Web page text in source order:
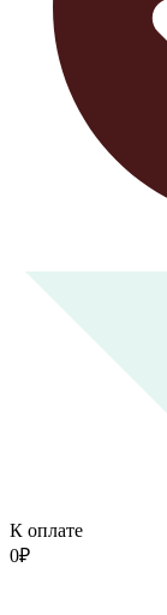
К оплате
0₽